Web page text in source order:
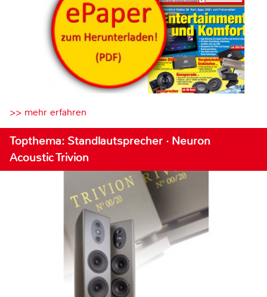
>> mehr erfahren
Topthema: Standlautsprecher · Neuron
Acoustic Trivion